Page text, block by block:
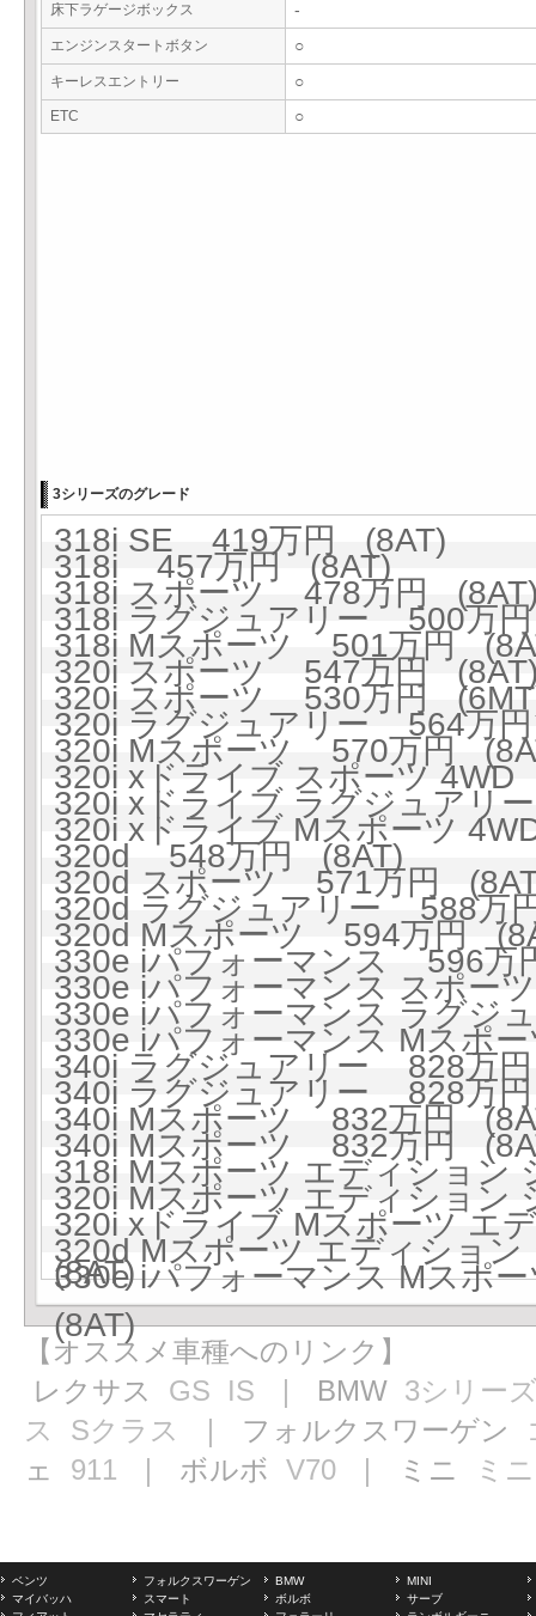
床下ラゲージボックス -
エンジンスタートボタン ○
キーレスエントリー ○
ETC ○
3シリーズのグレード
318i SE 419万円 (8AT)
318i 457万円 (8AT)
318i スポーツ 478万円
318i ラグジュアリー 500万
318i Mスポーツ 501万円
320i スポーツ 547万円
320i スポーツ 530万円
320i ラグジュアリー 564万
320i Mスポーツ 570万円
320i xドライブ スポーツ
320i xドライブ ラグジュア
320i xドライブ Mスポーツ
320d 548万円 (8AT)
320d スポーツ 571万円
320d ラグジュアリー 588万
320d Mスポーツ 594万円
330e iパフォーマンス 596万
330e iパフォーマンス スポ
330e iパフォーマンス ラグ
330e iパフォーマンス Mスポ
340i ラグジュアリー 828万
340i ラグジュアリー 828万
340i Mスポーツ 832万円
340i Mスポーツ 832万円
318i Mスポーツ エディショ
320i Mスポーツ エディショ
320i xドライブ Mスポーツ
(8AT)
320d Mスポーツ エディショ
330e iパフォーマンス Mスポ
(8AT)
【オススメ車種へのリンク】
レクサス GS IS ｜ BMW 3シリー
ス
Sクラス ｜ フォルクスワーゲン
ェ 911 ｜ ボルボ V70 ｜ ミニ ミニ
ベンツ フォルクスワーゲン BMW
MINI
マイバッハ
スマート ボルボ
サーブ